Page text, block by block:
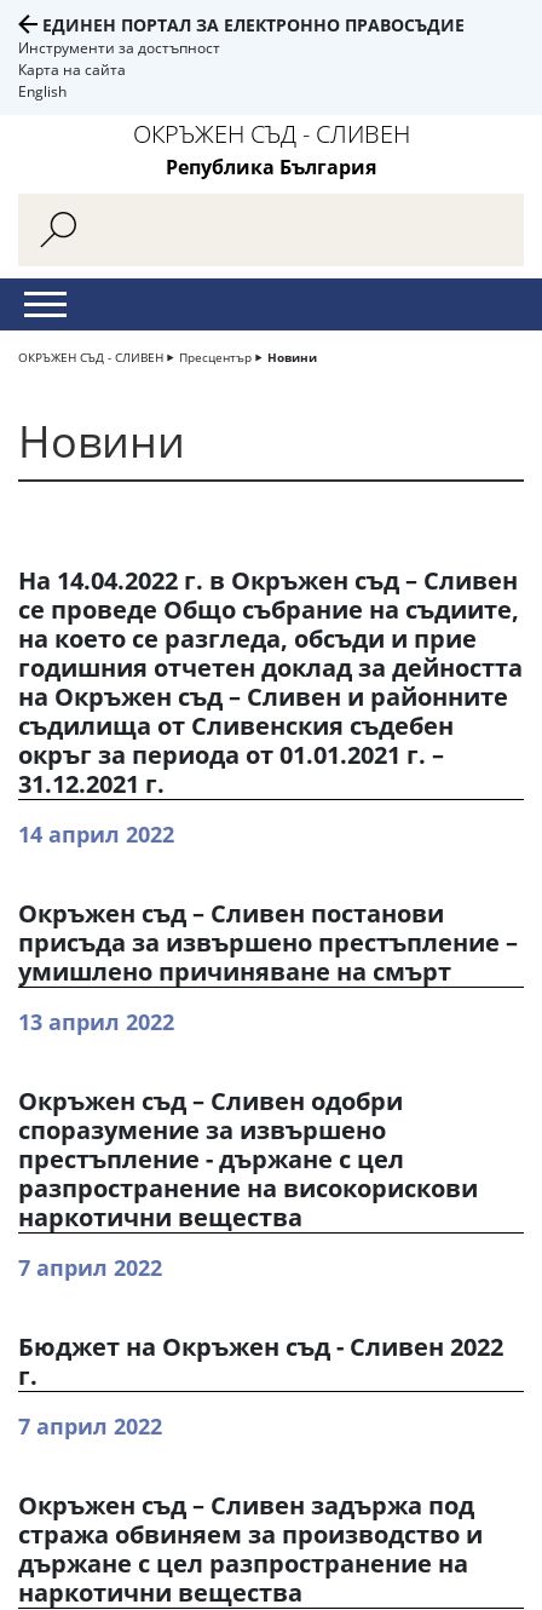
ЕДИНЕН ПОРТАЛ ЗА ЕЛЕКТРОННО ПРАВОСЪДИЕ
Инструменти за достъпност
Карта на сайта
English
ОКРЪЖЕН СЪД - СЛИВЕН
Република България
ОКРЪЖЕН СЪД - СЛИВЕН Пресцентър Новини
Новини
На 14.04.2022 г. в Окръжен съд – Сливен
се проведе Общо събрание на съдиите,
на което се разгледа, обсъди и прие
годишния отчетен доклад за дейността
на Окръжен съд – Сливен и районните
съдилища от Сливенския съдебен
окръг за периода от 01.01.2021 г. –
31.12.2021 г.
14 април 2022
Окръжен съд – Сливен постанови
присъда за извършено престъпление –
умишлено причиняване на смърт
13 април 2022
Окръжен съд – Сливен одобри
споразумение за извършено
престъпление - държане с цел
разпространение на високорискови
наркотични вещества
7 април 2022
Бюджет на Окръжен съд - Сливен 2022
г.
7 април 2022
Окръжен съд – Сливен задържа под
стража обвиняем за производство и
държане с цел разпространение на
наркотични вещества